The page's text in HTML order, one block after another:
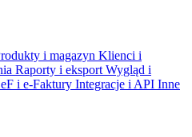
i magazyn Klienci i
Raporty i eksport Wygląd i
i e-Faktury Integracje i API Inne